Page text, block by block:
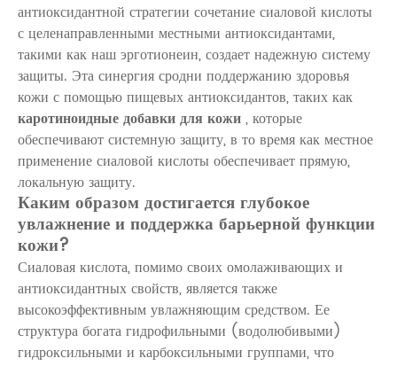
антиоксидантной стратегии сочетание сиаловой кислоты
с целенаправленными местными антиоксидантами,
такими как нашэрготионеин,создает надежную систему
защиты. Эта синергия сродни поддержанию здоровья
кожи с помощью пищевых антиоксидантов, таких как
каротиноидные добавки для кожи, которые
обеспечивают системную защиту, в то время как местное
применение сиаловой кислоты обеспечивает прямую,
локальную защиту.
Каким образом достигается глубокое
увлажнение и поддержка барьерной функции
кожи?
Сиаловая кислота, помимо своих омолаживающих и
антиоксидантных свойств, является также
высокоэффективным увлажняющим средством. Ее
структура богата гидрофильными (водолюбивыми)
гидроксильными и карбоксильными группами, что